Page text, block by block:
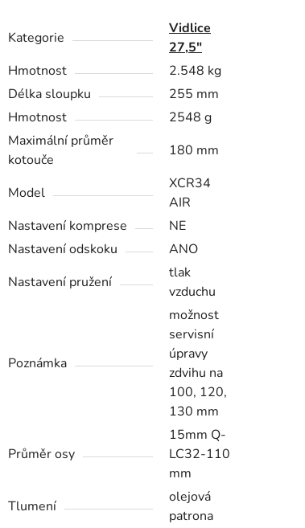
Kategorie
Vidlice
27,5"
Hmotnost
2.548 kg
Délka sloupku
255 mm
Hmotnost
2548 g
Maximální průměr
kotouče
180 mm
Model
XCR34
AIR
Nastavení komprese
NE
Nastavení odskoku
ANO
Nastavení pružení
tlak
vzduchu
Poznámka
možnost
servisní
úpravy
zdvihu na
100, 120,
130 mm
Průměr osy
15mm Q-
LC32-110
mm
Tlumení
olejová
patrona